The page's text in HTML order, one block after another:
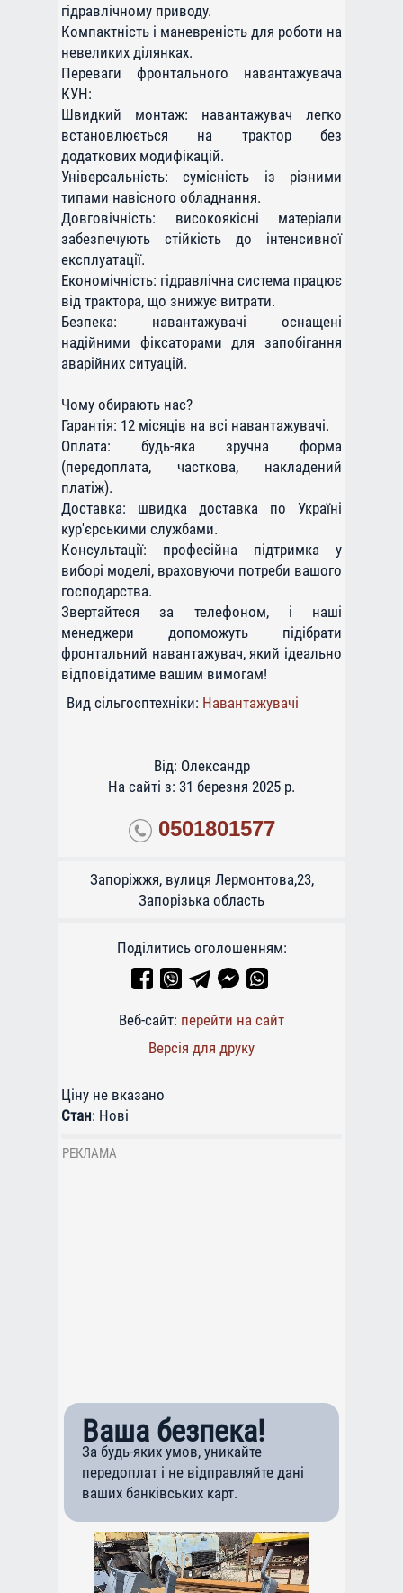
гідравлічному приводу.
Компактність і маневреність для роботи на
невеликих ділянках.
Переваги фронтального навантажувача
КУН:
Швидкий монтаж: навантажувач легко
встановлюється на трактор без
додаткових модифікацій.
Універсальність: сумісність із різними
типами навісного обладнання.
Довговічність: високоякісні матеріали
забезпечують стійкість до інтенсивної
експлуатації.
Економічність: гідравлічна система працює
від трактора, що знижує витрати.
Безпека: навантажувачі оснащені
надійними фіксаторами для запобігання
аварійних ситуацій.
Чому обирають нас?
Гарантія: 12 місяців на всі навантажувачі.
Оплата: будь-яка зручна форма
(передоплата, часткова, накладений
платіж).
Доставка: швидка доставка по Україні
кур'єрськими службами.
Консультації: професійна підтримка у
виборі моделі, враховуючи потреби вашого
господарства.
Звертайтеся за телефоном, і наші
менеджери допоможуть підібрати
фронтальний навантажувач, який ідеально
відповідатиме вашим вимогам!
Вид сільгосптехніки: Навантажувачі
Від: Олександр
На сайті з: 31 березня 2025 р.
0501801577
Запоріжжя, вулиця Лермонтова,23,
Запорізька область
Поділитись оголошенням:
Веб-сайт: перейти на сайт
Версія для друку
Ціну не вказано
Стан: Нові
Ваша безпека!
За будь-яких умов, уникайте
передоплат і не відправляйте дані
ваших банківських карт.